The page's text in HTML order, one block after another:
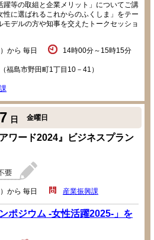
躍等の取組と企業メリット」についてご講
に選ばれるこれからのふくしま」をテー
デルの方や知事を交えたトークセッショ
から 毎日 14時00分～15時15分
島市野田町1丁目10－41）
日 金曜日
ワード2024』ビジネスプラン
から 毎日 産業振興課
ポジウム -女性活躍2025-」を